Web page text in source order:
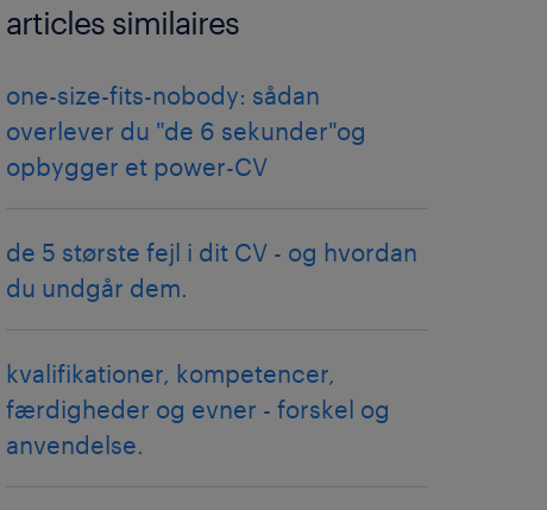
articles similaires
one-size-fits-nobody: sådan
overlever du "de 6 sekunder"og
opbygger et power-CV
de 5 største fejl i dit CV - og hvordan
du undgår dem.
kvalifikationer, kompetencer,
færdigheder og evner - forskel og
anvendelse.